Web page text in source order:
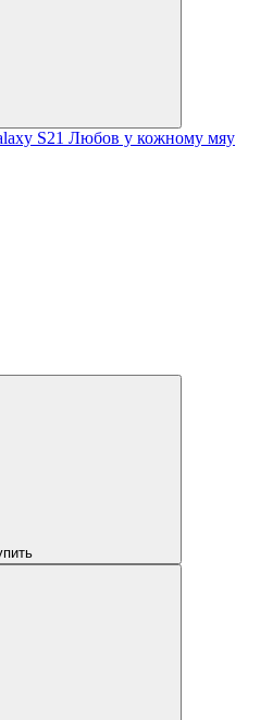
S21 Любов у кожному мяу